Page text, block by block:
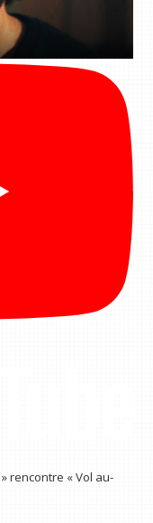
rencontre « Vol au-